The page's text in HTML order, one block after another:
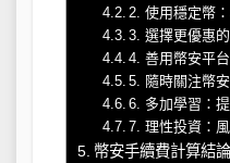
2. 使用穩定幣
3. 選擇更優惠
4. 善用幣安平
5. 隨時關注幣
6. 多加學習：
7. 理性投資：
幣安手續費計算結論